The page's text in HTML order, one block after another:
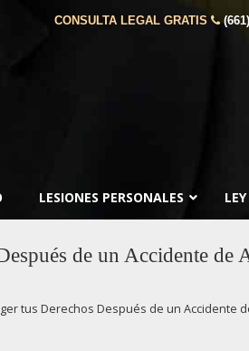
CONSULTA LEGAL GRATIS
LESIONES PERSONALES
de un Accidente de
tus Derechos Después de un Accidente